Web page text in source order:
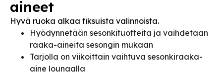
aineet
Hyvä ruoka alkaa fiksuista valinnoista.
Hyödynnetään sesonkituotteita ja vaihdetaan
raaka-aineita sesongin mukaan
Tarjolla on viikoittain vaihtuva sesonkiraaka-
aine lounaalla